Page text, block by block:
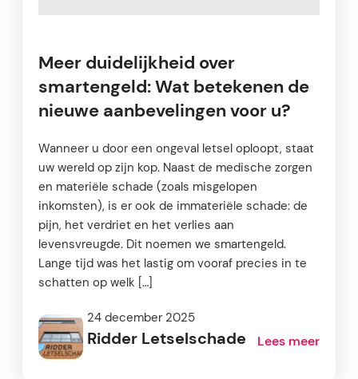
Meer duidelijkheid over
smartengeld: Wat betekenen de
nieuwe aanbevelingen voor u?
Wanneer u door een ongeval letsel oploopt, staat
uw wereld op zijn kop. Naast de medische zorgen
en materiële schade (zoals misgelopen
inkomsten), is er ook de immateriële schade: de
pijn, het verdriet en het verlies aan
levensvreugde. Dit noemen we smartengeld.
Lange tijd was het lastig om vooraf precies in te
schatten op welk […]
24 december 2025
Ridder Letselschade Lees meer